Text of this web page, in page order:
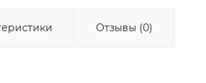
Отзывы (0)